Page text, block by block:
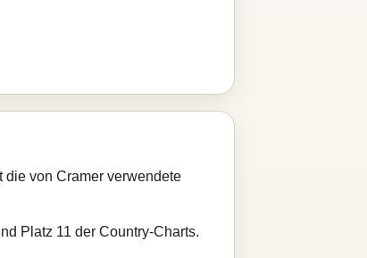
die von Cramer verwendete
Platz 11 der Country‑Charts.